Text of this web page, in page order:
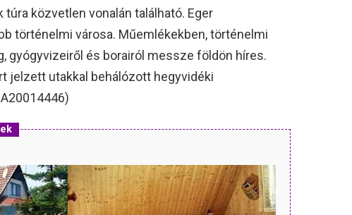
közvetlen vonalán található. Eger
történelmi városa. Műemlékekben, történelmi
gyógyvizeiről és borairól messze földön híres.
jelzett utakkal behálózott hegyvidéki